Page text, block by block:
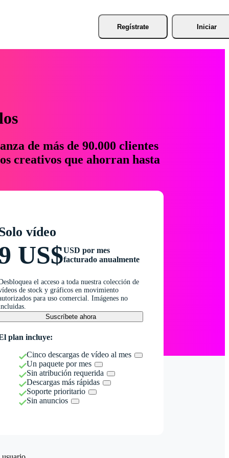
Regístrate Iniciar
de más de 90.000 clientes
creativos que ahorran hasta
vídeo
US$USD por mes
facturado anualmente
el acceso a toda nuestra colección de
de stock y gráficos en movimiento
para uso comercial. Imágenes no
Suscríbete ahora
plan incluye:
Cinco descargas de vídeo al mes
Un paquete por mes
Sin atribución requerida
Descargas más rápidas
Soporte prioritario
Sin anuncios